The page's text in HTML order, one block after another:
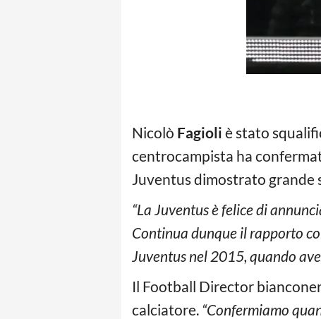
Nicolò Fagioli è stato
centrocampista ha
Juventus dimostrato grande
“La Juventus è felice di
Continua dunque il rapporto
Juventus nel 2015, quando
Il Football Director
calciatore. “Confermiamo